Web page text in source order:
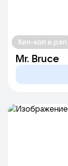
Хип-хоп и рэп
Mr. Bruce